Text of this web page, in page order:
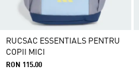
RUCSAC ESSENTIALS PENTRU
COPII MICI
RON 115.00